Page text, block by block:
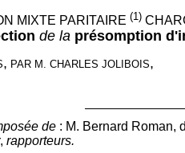
MIXTE PARITAIRE (1)
de la présomption
, PARM. CHARLES JOLIBOIS,
de: M. Bernard Roman,
rapporteurs.